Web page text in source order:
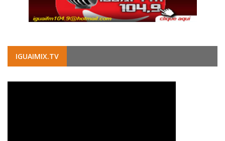
IGUAIMIX.TV